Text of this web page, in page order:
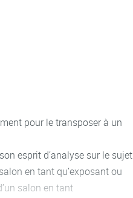
pour le transposer à un
esprit d’analyse sur le sujet
en tant qu’exposant ou
salon en tant